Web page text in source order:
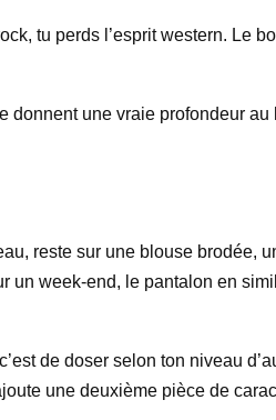
tu perds l’esprit western. Le
une vraie profondeur
reste sur une blouse brodée,
un week-end, le pantalon en
de doser selon ton niveau
une deuxième pièce de